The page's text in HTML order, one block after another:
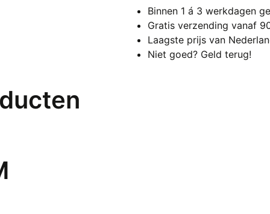
Binnen 1 á 3 werkdagen
Gratis verzending vanaf
Laagste prijs van
Niet goed? Geld terug!